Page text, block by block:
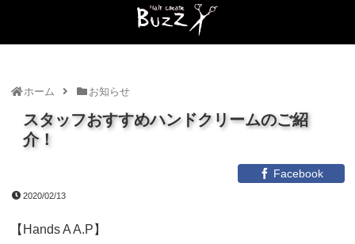
ホーム お知らせ
スタッフおすすめハンドクリームのご紹
介！
Facebook
2020/02/13
【Hands A A.P】